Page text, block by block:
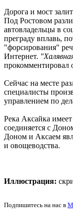
Дорога и мост
Под Ростовом
автовладельцы в
преграду вплавь,
"форсирования"
Интернет.
прокомментировал
Сейчас на месте
специалисты
управлением по
Река Аксайка
соединяется с
Доном и Аксаем
и овощеводства.
Иллюстрация:
Подпишитесь на нас в